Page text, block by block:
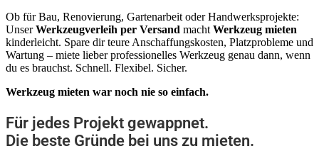
Ob für Bau, Renovierung, Gartenarbeit oder Handwerksprojekte:
UnserWerkzeugverleih per Versand macht Werkzeug mieten
kinderleicht. Spare dir teure Anschaffungskosten, Platzprobleme und
Wartung – miete lieber professionelles Werkzeug genau dann, wenn
du es brauchst. Schnell. Flexibel. Sicher.
Werkzeug mieten war noch nie so einfach.
Für jedes Projekt gewappnet.
Die beste Gründe bei uns zu mieten.